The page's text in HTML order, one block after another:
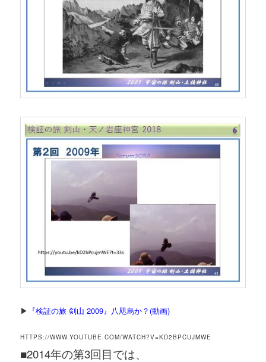
▶ 『検証の旅 剣山 2009』八咫烏か？(動画)
HTTPS://WWW.YOUTUBE.COM/WATCH?V=KD2BPCUJMWE
■2014年の第3回目では、